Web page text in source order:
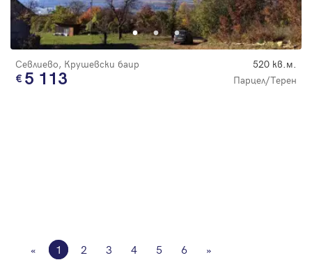
Севлиево, Крушевски баир 520 кв.м.
5 113 Парцел/Терен
« 1 2 3 4 5 6 »